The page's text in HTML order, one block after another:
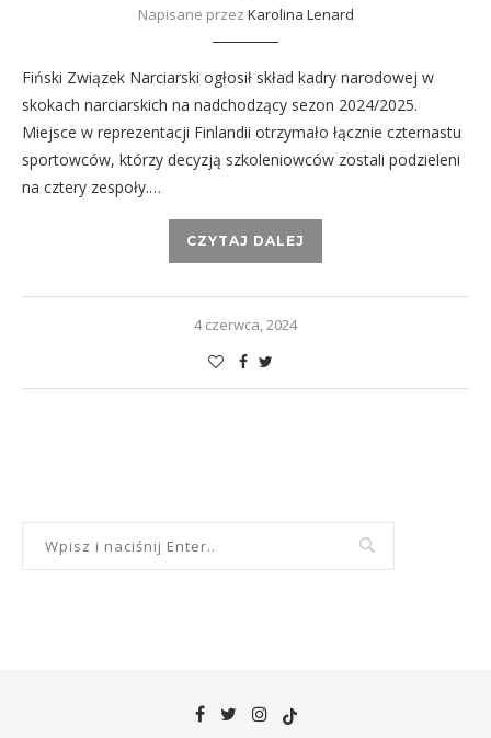
Napisane przez Karolina Lenard
Fiński Związek Narciarski ogłosił skład kadry narodowej w
skokach narciarskich na nadchodzący sezon 2024/2025.
Miejsce w reprezentacji Finlandii otrzymało łącznie czternastu
sportowców, którzy decyzją szkoleniowców zostali podzieleni
na cztery zespoły.…
CZYTAJ DALEJ
4 czerwca, 2024